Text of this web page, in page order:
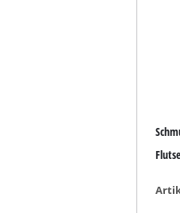
Hub- /
Sonstige Geräte